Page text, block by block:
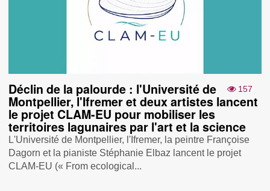
157
Déclin de la palourde : l'Université de
Montpellier, l'Ifremer et deux artistes lancent
le projet CLAM-EU pour mobiliser les
territoires lagunaires par l'art et la science
L'Université de Montpellier, l'Ifremer, la peintre Françoise
Dagorn et la pianiste Stéphanie Elbaz lancent le projet
CLAM-EU (« From ecological...